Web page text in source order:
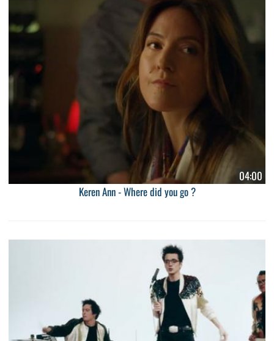
04:00
Keren Ann - Where did you go ?